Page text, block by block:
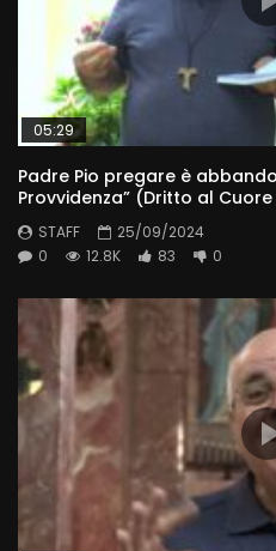
05:29
Padre Pio pregare è
Provvidenza” (Dritto al
STAFF
25/09/2024
0
12.8K 83 0